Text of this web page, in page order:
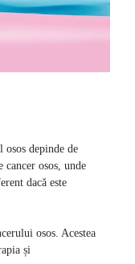
osos depinde de
osos, unde
dacă este
osos. Acestea
și